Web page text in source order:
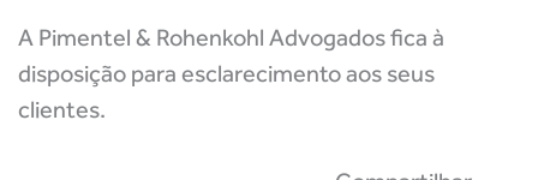
A Pimentel & Rohenkohl Advogados fica à
disposição para esclarecimento aos seus
clientes.